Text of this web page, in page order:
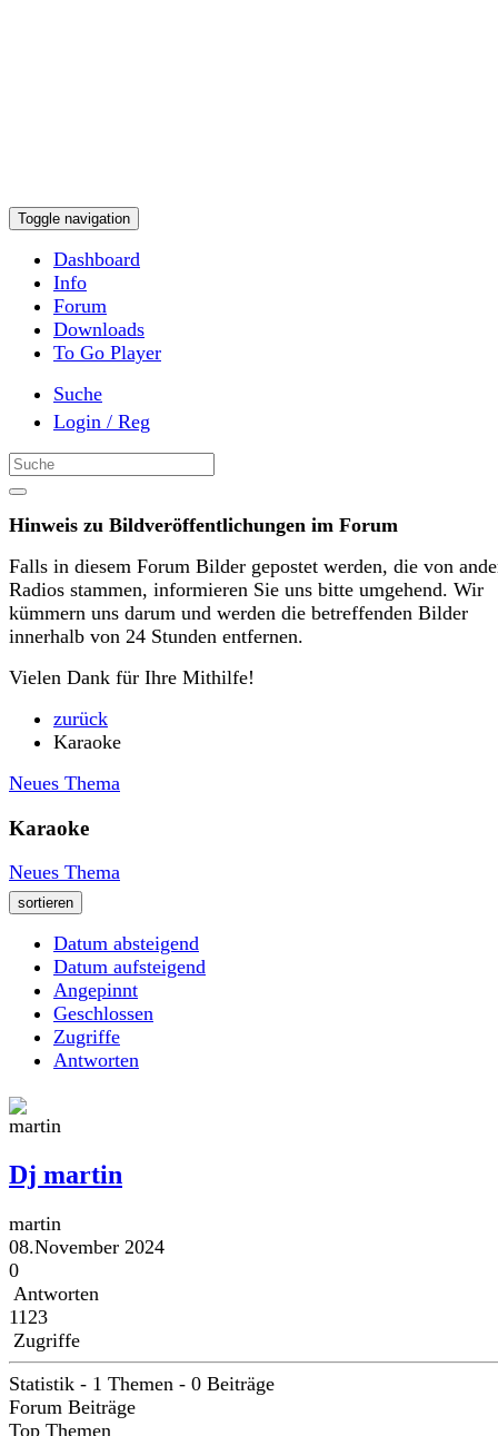
Toggle navigation
Dashboard
Info
Forum
Downloads
To Go Player
Suche
Login / Reg
Hinweis zu Bildveröffentlichungen im Forum
Falls in diesem Forum Bilder gepostet werden, die von
Radios stammen, informieren Sie uns bitte umgehend. Wir
kümmern uns darum und werden die betreffenden Bilder
innerhalb von 24 Stunden entfernen.
Vielen Dank für Ihre Mithilfe!
zurück
Karaoke
Neues Thema
Karaoke
Neues Thema
sortieren
Datum absteigend
Datum aufsteigend
Angepinnt
Geschlossen
Zugriffe
Antworten
Dj martin
martin
08.November 2024
0
Antworten
1123
Zugriffe
Statistik - 1 Themen - 0 Beiträge
Forum Beiträge
Top Themen